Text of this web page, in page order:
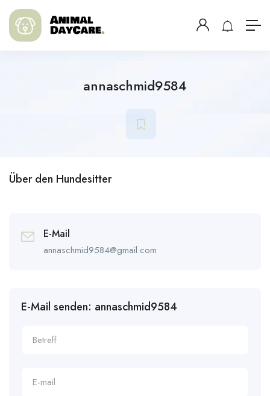
annaschmid9584
Über den Hundesitter
E-Mail
annaschmid9584@gmail.com
E-Mail senden: annaschmid9584